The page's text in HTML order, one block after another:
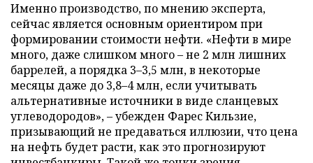
Именно производство, по мнению эксперта,
сейчас является основным ориентиром при
формировании стоимости нефти. «Нефти в мире
много, даже слишком много – не 2 млн лишних
баррелей, а порядка 3–3,5 млн, в некоторые
месяцы даже до 3,8–4 млн, если учитывать
альтернативные источники в виде сланцевых
углеводородов», – убежден Фарес Кильзие,
призывающий не предаваться иллюзии, что цена
на нефть будет расти, как это прогнозируют